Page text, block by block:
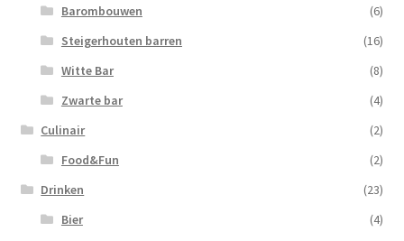
Barombouwen
(6)
Steigerhouten barren
(16)
Witte Bar
(8)
Zwarte bar
(4)
Culinair
(2)
Food&Fun
(2)
Drinken
(23)
Bier
(4)